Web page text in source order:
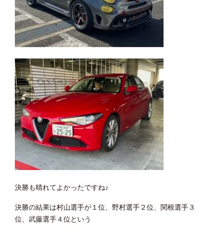
決勝も晴れてよかったですね♪
決勝の結果は村山選手が１位、野村選手２位、関根選手３
位、武藤選手４位という